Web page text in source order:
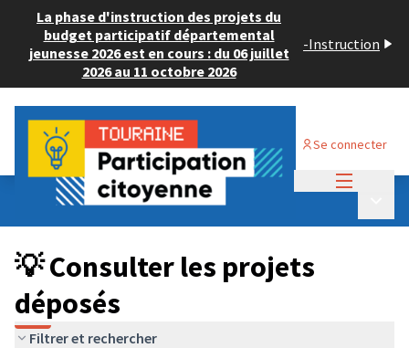
La phase d'instruction des projets du
budget participatif départemental
jeunesse 2026 est en cours : du 06 juillet
2026 au 11 octobre 2026
-Instruction
Se connecter
Budget Participatif JEUNESSE 2024
💡 Consulter les projets déposés
💡 Consulter les projets
déposés
Filtrer et rechercher